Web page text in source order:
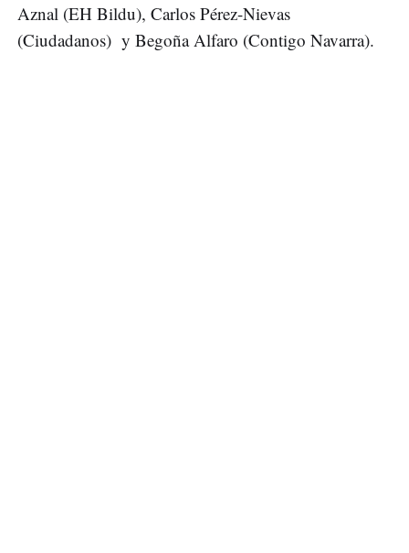
Aznal (EH Bildu), Carlos Pérez-Nievas
(Ciudadanos) y Begoña Alfaro (Contigo Navarra).